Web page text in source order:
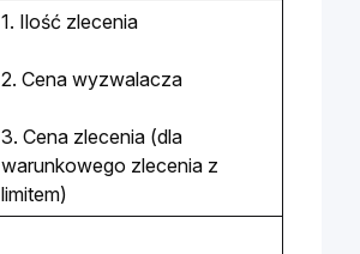
1. Ilość zlecenia
2. Cena wyzwalacza
3. Cena zlecenia (dla
warunkowego zlecenia z
limitem)